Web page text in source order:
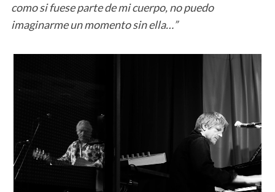
como si fuese parte de mi cuerpo, no puedo
imaginarme un momento sin ella…”